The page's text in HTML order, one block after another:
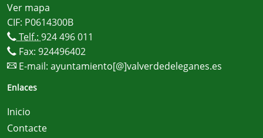
Ver mapa
CIF: P0614300B
Telf.: 924 496 011
Fax: 924496402
E-mail: ayuntamiento[@]valverdedeleganes.es
Enlaces
Inicio
Contacte